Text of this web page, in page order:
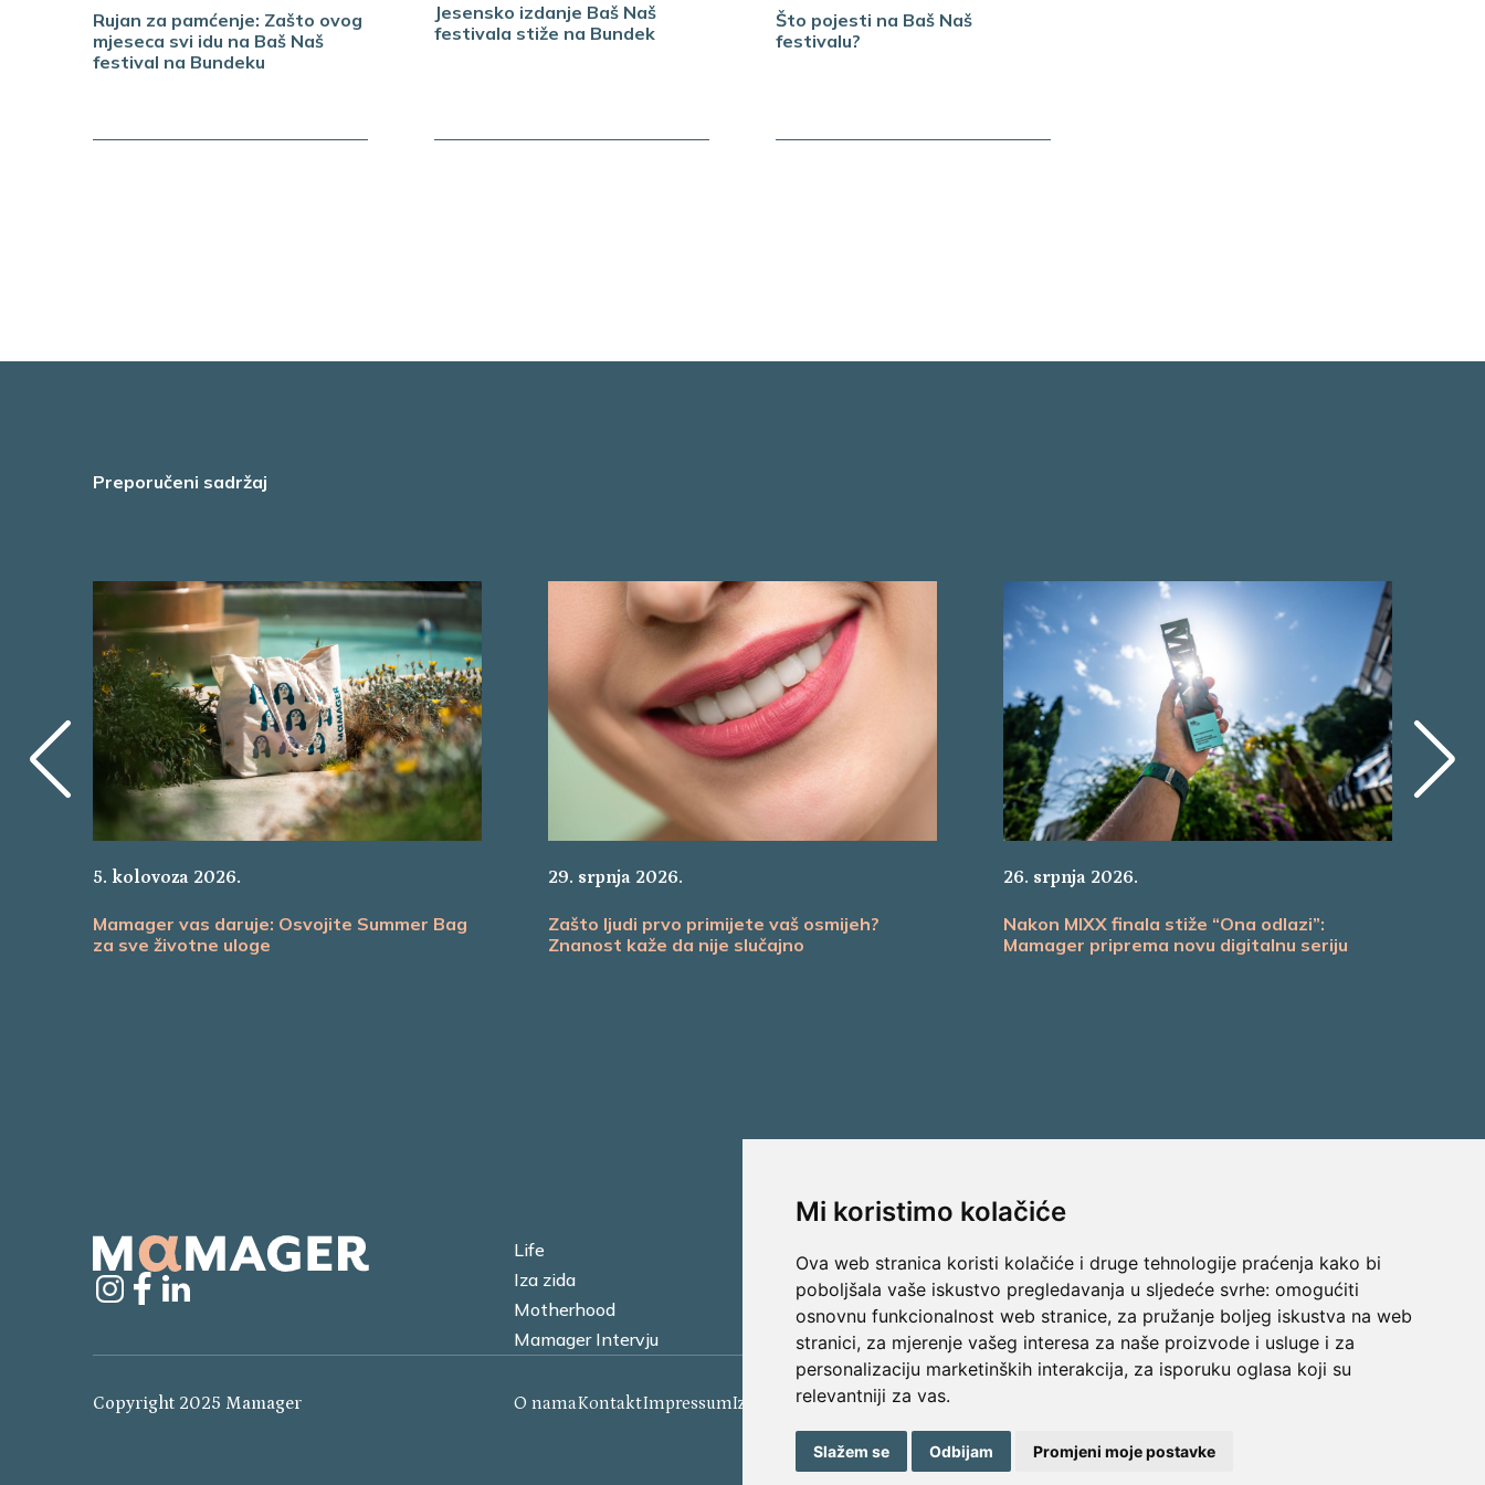
Mi koristimo kolačiće
Ova web stranica koristi kolačiće i druge tehnologije praćenja kako bi
poboljšala vaše iskustvo pregledavanja u sljedeće svrhe: omogućiti
osnovnu funkcionalnost web stranice, za pružanje boljeg iskustva na web
stranici, za mjerenje vašeg interesa za naše proizvode i usluge i za
personalizaciju marketinških interakcija, za isporuku oglasa koji su
relevantniji za vas.
Slažem se Odbijam Promjeni moje postavke
Rujan za pamćenje: Zašto ovog
mjeseca svi idu na Baš Naš
festival na Bundeku
Jesensko izdanje Baš Naš
festivala stiže na Bundek
Što pojesti na Baš Naš
festivalu?
Preporučeni sadržaj
5. kolovoza 2026.
Mamager vas daruje: Osvojite Summer Bag
za sve životne uloge
29. srpnja 2026.
Zašto ljudi prvo primijete vaš osmijeh?
Znanost kaže da nije slučajno
26. srpnja 2026.
Nakon MIXX finala stiže “Ona odlazi”:
Mamager priprema novu digitalnu seriju
Life
Iza zida
Business
Motherhood
Tatager
Mamager Intervju
Multitasking kitchen
Prijavi se na naš newsletter.
Copyright 2025 Mamager O namaKontaktImpressumIzjava o kolačićimaUvjeti korištenja